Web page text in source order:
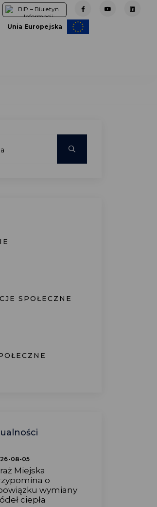
Unia Europejska
SPOŁECZNE
08-05
Miejska
o
wymiany
ciepła